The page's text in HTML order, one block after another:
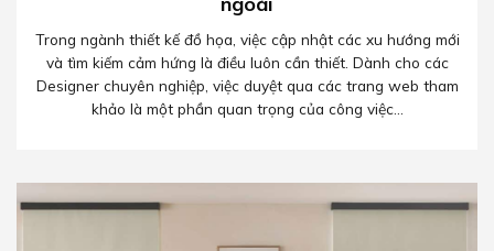
Trong ngành thiết kế đồ họa, việc cập nhật các xu hướng mới
và tìm kiếm cảm hứng là điều luôn cần thiết. Dành cho các
Designer chuyên nghiệp, việc duyệt qua các trang web tham
khảo là một phần quan trọng của công việc...